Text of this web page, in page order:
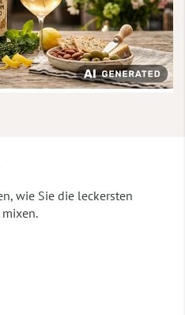
wie Sie die leckersten